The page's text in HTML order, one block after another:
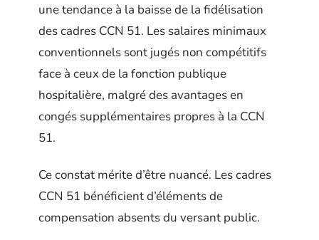
une tendance à la baisse de la fidélisation
des cadres CCN 51. Les salaires minimaux
conventionnels sont jugés non compétitifs
face à ceux de la fonction publique
hospitalière, malgré des avantages en
congés supplémentaires propres à la CCN
51.
Ce constat mérite d’être nuancé. Les cadres
CCN 51 bénéficient d’éléments de
compensation absents du versant public.